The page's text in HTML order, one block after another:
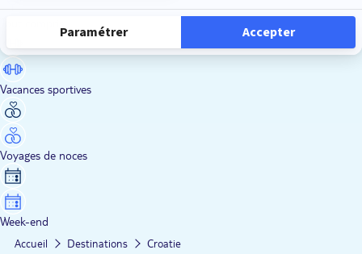
Vacances sportives
Voyages de noces
Week-end
Accueil Destinations Croatie